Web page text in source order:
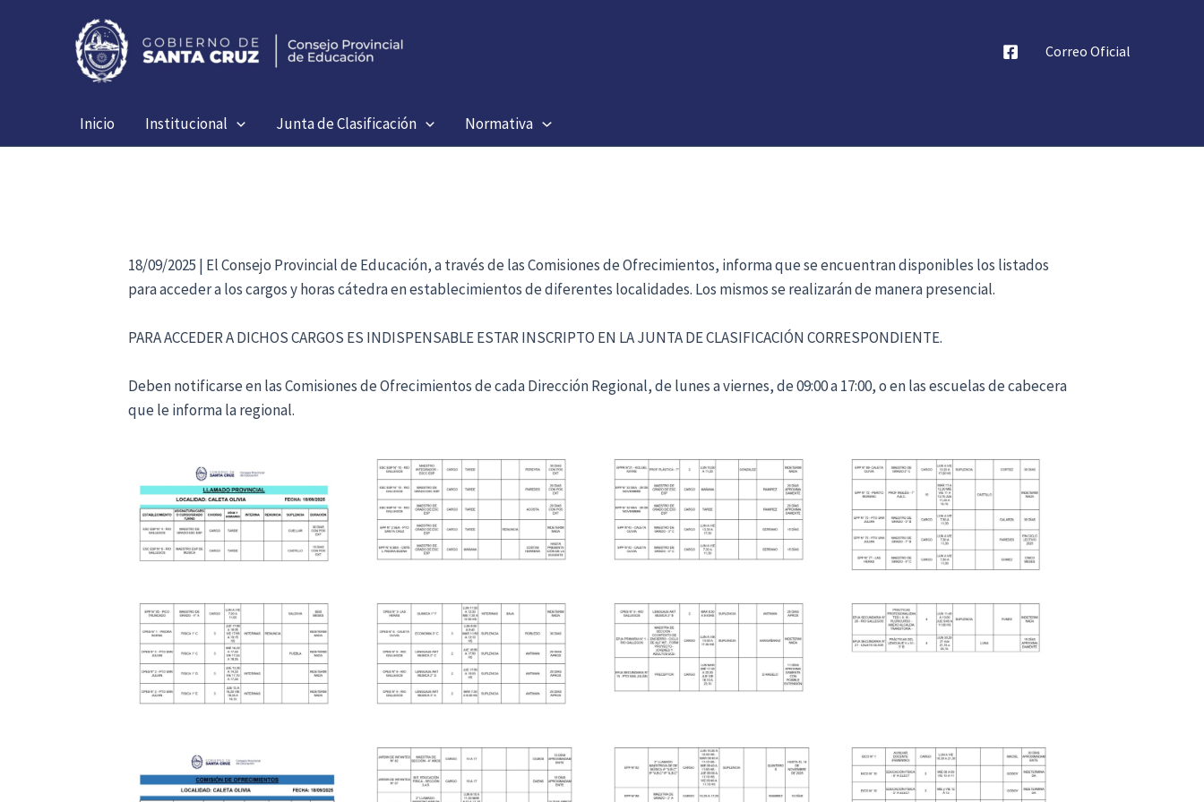
Correo Oficial
Inicio Institucional Junta de Clasificación Normativa
18/09/2025 | El Consejo Provincial de Educación, a través de las Comisiones de Ofrecimientos, informa que se encuentran disponibles los listados
para acceder a los cargos y horas cátedra en establecimientos de diferentes localidades. Los mismos se realizarán de manera presencial.
PARA ACCEDER A DICHOS CARGOS ES INDISPENSABLE ESTAR INSCRIPTO EN LA JUNTA DE CLASIFICACIÓN CORRESPONDIENTE.
Deben notificarse en las Comisiones de Ofrecimientos de cada Dirección Regional, de lunes a viernes, de 09:00 a 17:00, o en las escuelas de cabecera
que le informa la regional.